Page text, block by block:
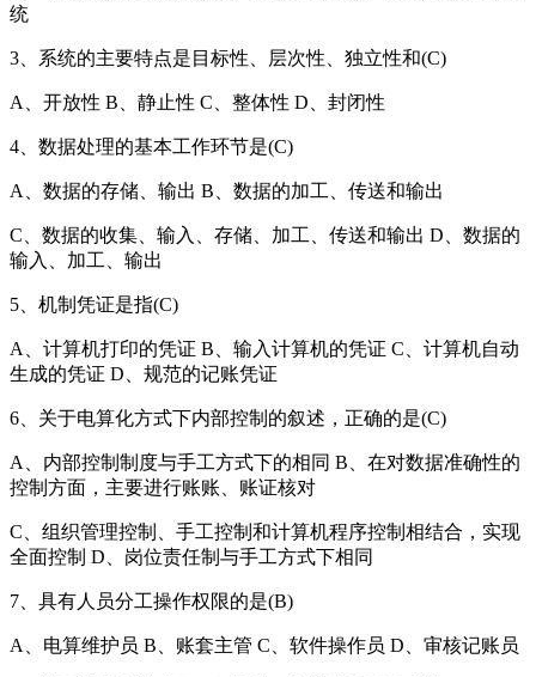
统
3、系统的主要特点是目标性、层次性、独立性和(C)
A、开放性 B、静止性 C、整体性 D、封闭性
4、数据处理的基本工作环节是(C)
A、数据的存储、输出 B、数据的加工、传送和输出
C、数据的收集、输入、存储、加工、传送和输出 D、数据的
输入、加工、输出
5、机制凭证是指(C)
A、计算机打印的凭证 B、输入计算机的凭证 C、计算机自动
生成的凭证 D、规范的记账凭证
6、关于电算化方式下内部控制的叙述，正确的是(C)
A、内部控制制度与手工方式下的相同 B、在对数据准确性的
控制方面，主要进行账账、账证核对
C、组织管理控制、手工控制和计算机程序控制相结合，实现
全面控制 D、岗位责任制与手工方式下相同
7、具有人员分工操作权限的是(B)
A、电算维护员 B、账套主管 C、软件操作员 D、审核记账员